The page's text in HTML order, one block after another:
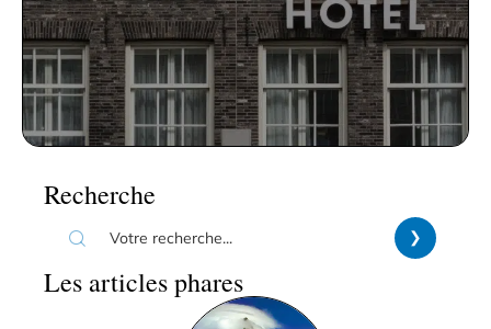
Recherche
Les articles phares